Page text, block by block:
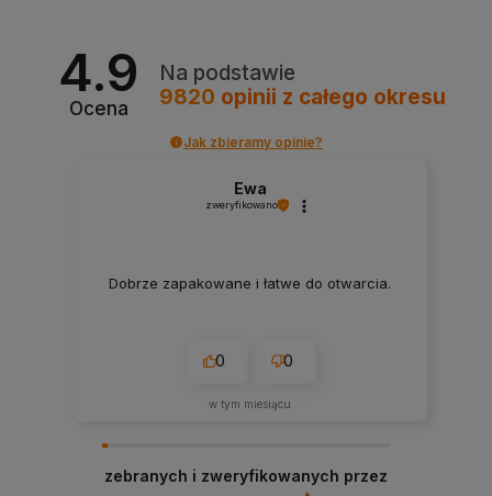
4.9
Ocena
Na podstawie
9820 opinii z całego okresu
Jak zbieramy opinie?
Ewa
zweryfikowano
Dobrze zapakowane i łatwe do otwarcia.
0 0
w tym miesiącu
zebranych i zweryfikowanych przez